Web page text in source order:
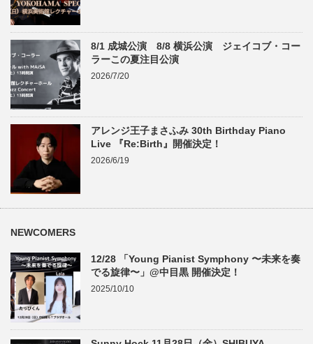
8/1 成城公演 8/8 横浜公演 ジェイコブ・コー
ラーこの夏注目公演
2026/7/20
アレンジ王子まさふみ 30th Birthday Piano
Live 『Re:Birth』開催決定！
2026/6/19
NEWCOMERS
12/28 「Young Pianist Symphony 〜未来を奏
でる旋律〜」@中目黒 開催決定！
2025/10/10